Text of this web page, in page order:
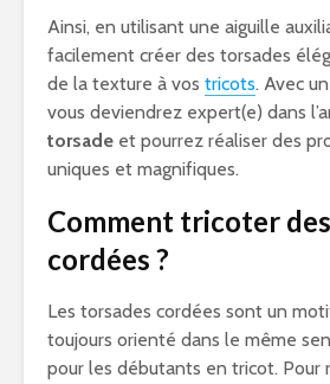
Ainsi, en utilisant une aiguille
facilement créer des torsades
de la texture à vos tricots. Avec
vous deviendrez expert(e) dans
torsade et pourrez réaliser des
uniques et magnifiques.
Comment tricoter
cordées ?
Les torsades cordées sont un
toujours orienté dans le même
pour les débutants en tricot. Pour